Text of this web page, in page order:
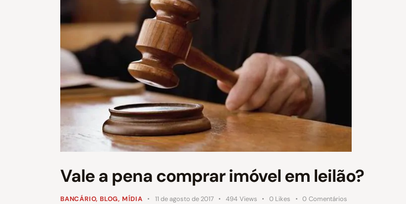
Vale a pena comprar imóvel em leilão?
BANCÁRIO, BLOG, MÍDIA 11 de agosto de 2017 494 Views 0 Likes 0 Comentários